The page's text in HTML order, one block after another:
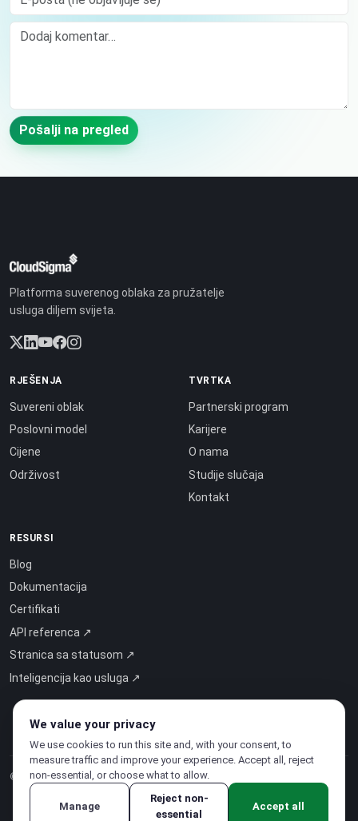
Comment
Pošalji na pregled
Platforma suverenog oblaka za pružatelje
usluga diljem svijeta.
RJEŠENJA
Suvereni oblak
Poslovni model
Cijene
Održivost
TVRTKA
Partnerski program
Karijere
O nama
Studije slučaja
Kontakt
RESURSI
Blog
Dokumentacija
Certifikati
API referenca ↗
Stranica sa statusom ↗
Inteligencija kao usluga ↗
© 2026 CloudSigma Holding AG.Sva prava pridržana
Pravila o privatnosti·Uvjeti pružanja usluge
We value your privacy
We use cookies to run this site and, with your consent, to
measure traffic and improve your experience. Accept all, reject
non-essential, or choose what to allow.
Manage
Reject non-
essential
Accept all